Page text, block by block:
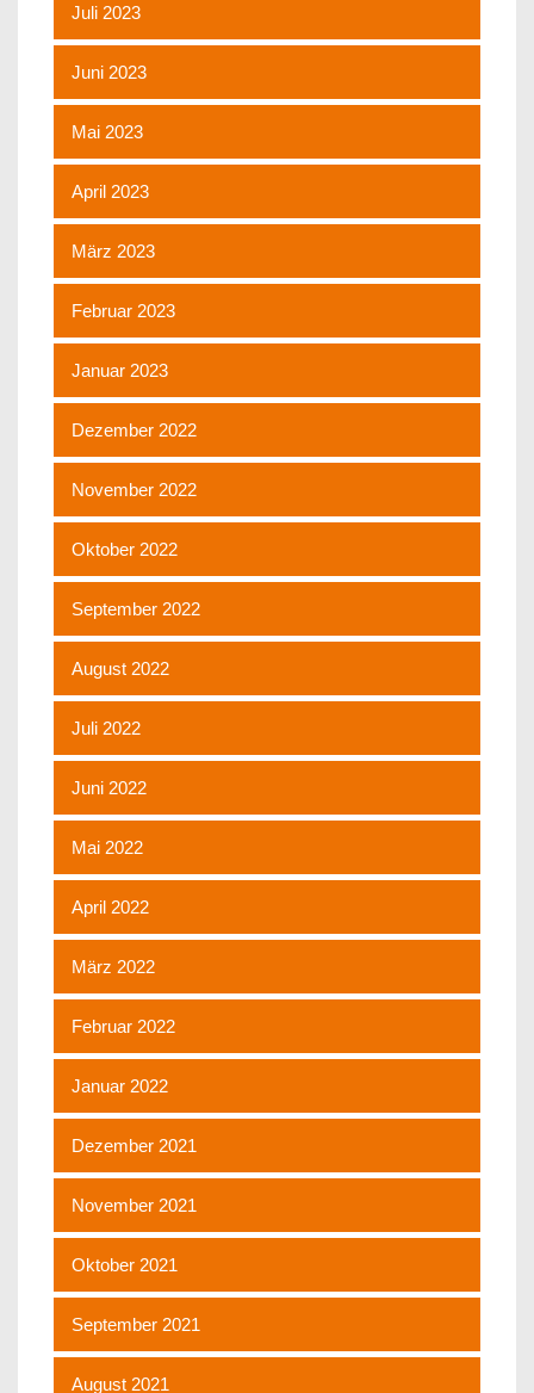
Juli 2023
Juni 2023
Mai 2023
April 2023
März 2023
Februar 2023
Januar 2023
Dezember 2022
November 2022
Oktober 2022
September 2022
August 2022
Juli 2022
Juni 2022
Mai 2022
April 2022
März 2022
Februar 2022
Januar 2022
Dezember 2021
November 2021
Oktober 2021
September 2021
August 2021